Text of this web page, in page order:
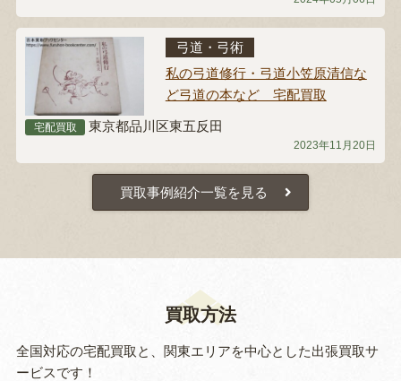
弓道・弓術
私の弓道修行・弓道小笠原清信な
ど弓道の本など 宅配買取
宅配買取 東京都品川区東五反田
2023年11月20日
買取事例紹介一覧を見る
買取方法
全国対応の宅配買取と、関東エリアを中心とした出張買取サ
ービスです！